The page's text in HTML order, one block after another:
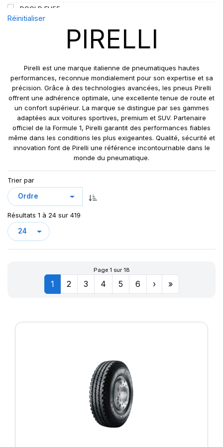
152
152/148
154/149
154/150
158/156
168
DCOLD FH55
DIABLO SCOOTER R
FH:01K
FR25
FR 25 PLUS
FR:01
FR: 01S
NERO GT
P-ZERO
P-ZERO AS
P1 CINTURATO VERDE
P7 ALL SEASON
P7 CINTURATO (*)
P7 CINTURATO (MO)
Réinitialiser
PIRELLI
Pirelli est une marque italienne de pneumatiques hautes
performances, reconnue mondialement pour son expertise et sa
précision. Grâce à des technologies avancées, les pneus Pirelli
offrent une adhérence optimale, une excellente tenue de route et
un confort supérieur. La marque se distingue par ses gammes
adaptées aux voitures sportives, premium et SUV. Partenaire
officiel de la Formule 1, Pirelli garantit des performances fiables
même dans les conditions les plus exigeantes. Qualité, sécurité et
innovation font de Pirelli une référence incontournable dans le
monde du pneumatique.
Trier par
Résultats 1 à 24 sur 419
Page 1 sur 18
1 2 3 4 5 6 › »